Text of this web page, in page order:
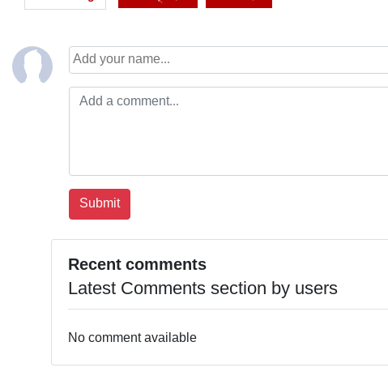
Recent comments
Latest Comments section by users
No comment available